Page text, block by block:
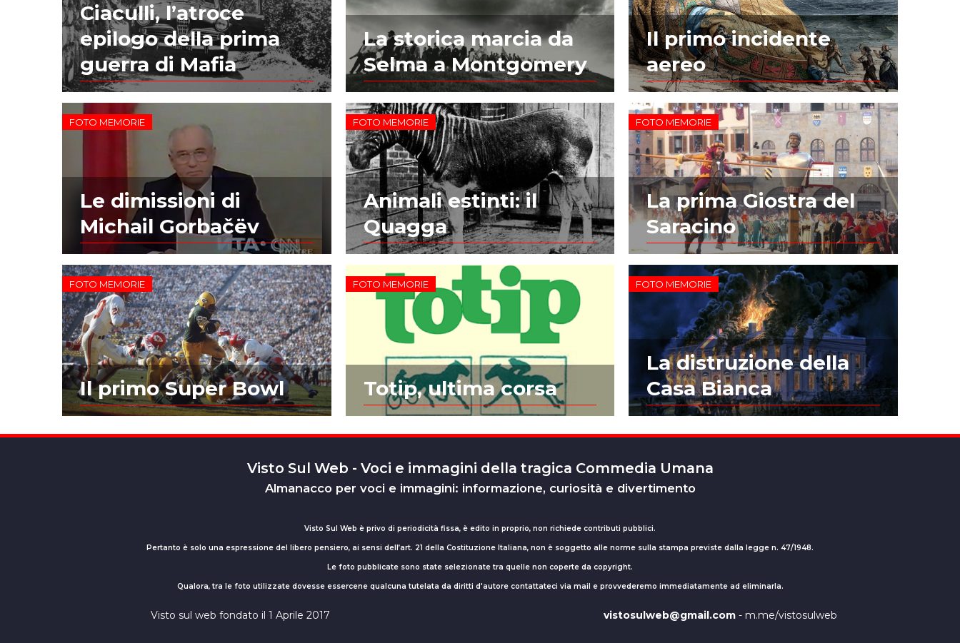
Ciaculli, l’atroce
epilogo della prima
guerra di Mafia
La storica marcia da
Selma a Montgomery
Il primo incidente
aereo
FOTO MEMORIE
Le dimissioni di
Michail Gorbačëv
FOTO MEMORIE
Animali estinti: il
Quagga
FOTO MEMORIE
La prima Giostra del
Saracino
FOTO MEMORIE
Il primo Super Bowl
FOTO MEMORIE
Totip, ultima corsa
FOTO MEMORIE
La distruzione della
Casa Bianca
Visto Sul Web - Voci e immagini della tragica Commedia Umana
Almanacco per voci e immagini: informazione, curiosità e divertimento
Visto Sul Web è privo di periodicità fissa, è edito in proprio, non richiede contributi pubblici.
Pertanto è solo una espressione del libero pensiero, ai sensi dell’art. 21 della Costituzione Italiana, non è soggetto alle norme sulla stampa previste dalla legge n. 47/1948.
Le foto pubblicate sono state selezionate tra quelle non coperte da copyright.
Qualora, tra le foto utilizzate dovesse essercene qualcuna tutelata da diritti d'autore contattateci via mail e provvederemo immediatamente ad eliminarla.
Visto sul web fondato il 1 Aprile 2017 vistosulweb@gmail.com- m.me/vistosulweb